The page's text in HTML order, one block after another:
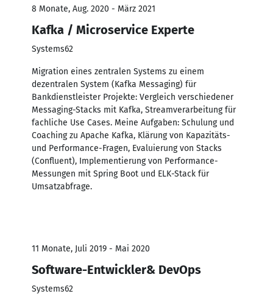
8 Monate, Aug. 2020 - März 2021
Kafka / Microservice Experte
Systems62
Migration eines zentralen Systems zu einem
dezentralen System (Kafka Messaging) für
Bankdienstleister Projekte: Vergleich verschiedener
Messaging-Stacks mit Kafka, Streamverarbeitung für
fachliche Use Cases. Meine Aufgaben: Schulung und
Coaching zu Apache Kafka, Klärung von Kapazitäts-
und Performance-Fragen, Evaluierung von Stacks
(Confluent), Implementierung von Performance-
Messungen mit Spring Boot und ELK-Stack für
Umsatzabfrage.
11 Monate, Juli 2019 - Mai 2020
Software-Entwickler& DevOps
Systems62